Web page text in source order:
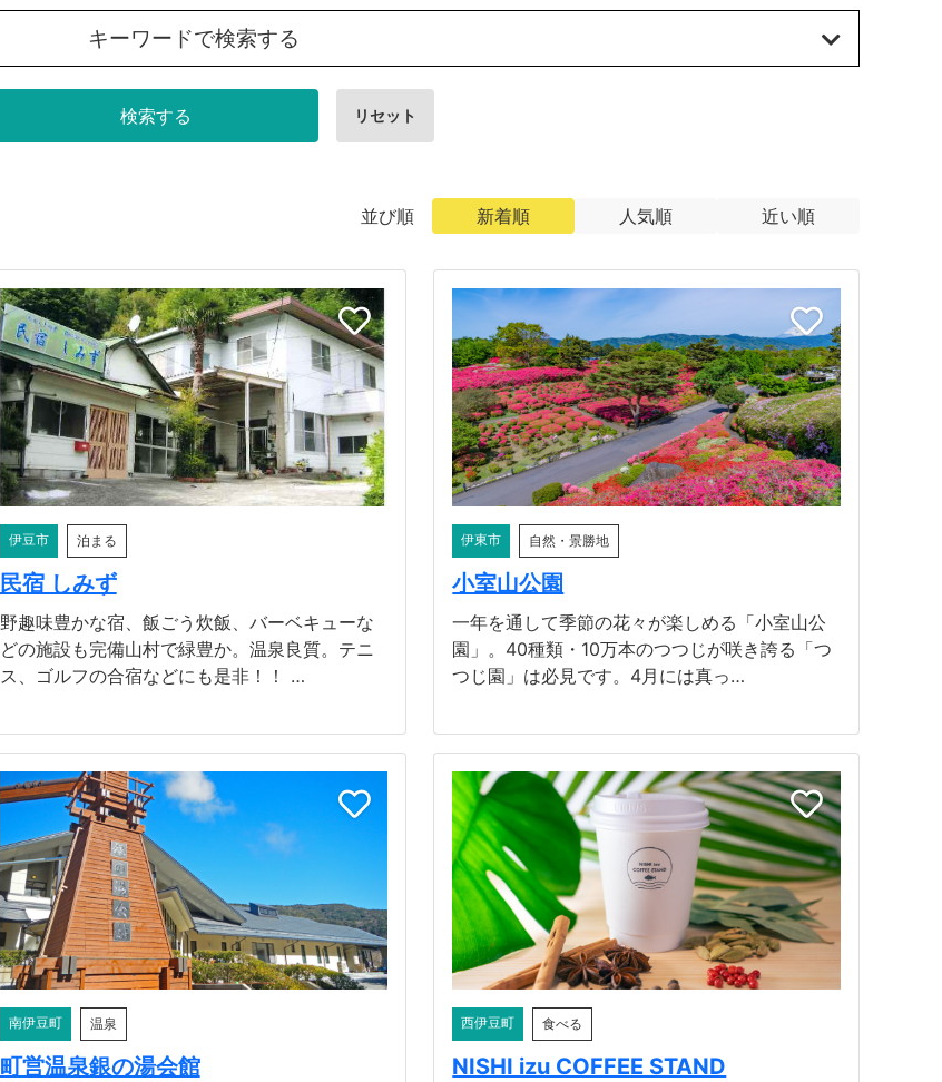
キーワードで検索する
並び順 新着順 人気順 近い順
伊豆市 泊まる
民宿 しみず
野趣味豊かな宿、飯ごう炊飯、バーベキューな
どの施設も完備山村で緑豊か。温泉良質。テニ
ス、ゴルフの合宿などにも是非！！ …
伊東市 自然・景勝地
小室山公園
一年を通して季節の花々が楽しめる「小室山公
園」。40種類・10万本のつつじが咲き誇る「つ
つじ園」は必見です。4月には真っ…
南伊豆町 温泉
町営温泉銀の湯会館
西伊豆町 食べる
NISHI izu COFFEE STAND